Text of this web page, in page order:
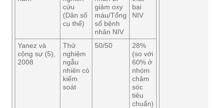
cứu
(Dân số
cụ thể)
giảm oxy
máu/Tổng
số bệnh
nhân NIV
bại
NIV
Yanez và
cộng sự (5),
2008
Thử
nghiệm
ngẫu
nhiên có
kiểm
soát
50/50
28%
(so với
60% ở
nhóm
chăm
sóc
tiêu
chuẩn)